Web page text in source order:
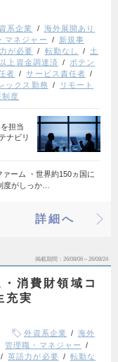
系企業
海外展開あり
マネジャー
新規事
が必要 転勤なし
土
上資金調達済
ポテン
者
サービス責任者
ックス勤務
リモート
制度
担当
ナビリ
ァーム ・世界約150ヵ国に
度がしっか…
詳細へ
掲載期間 26/08/06～26/08/24
消費財領域コ
充実
外資系企業
海外
管理職・マネジャー
英語力が必要
転勤な